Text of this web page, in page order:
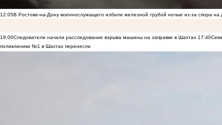
12:05В Ростове-на-Дону военнослужащего избили железной трубой ночью из-за спора на
19:00Следователи начали расследование взрыва машины на заправке в Шахтах 17:40
поликлиники №1 в Шахтах перенесли